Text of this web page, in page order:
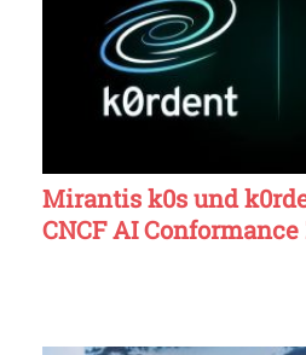
Mirantis k0s und
CNCF AI